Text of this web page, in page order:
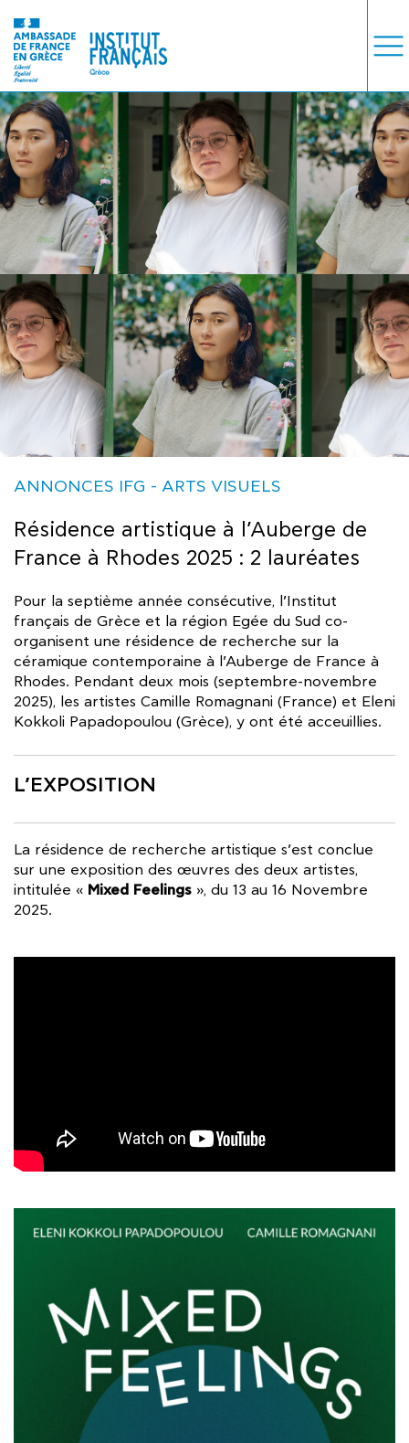
COURS
EXAMENS
ETUDES
SYNERGIES
LA MÉDIATHÈQUE
ANNONCES IFG ARTS VISUELS
Résidence artistique à l’Auberge de
France à Rhodes 2025 : 2 lauréates
Pour la septième année consécutive, l’Institut
français de Grèce et la région Egée du Sud co-
organisent une résidence de recherche sur la
céramique contemporaine à l’Auberge de France à
Rhodes. Pendant deux mois (septembre-novembre
2025), les artistes Camille Romagnani (France) et Eleni
Kokkoli Papadopoulou (Grèce), y ont été acceuillies.
L’EXPOSITION
La résidence de recherche artistique s’est conclue
sur une exposition des œuvres des deux artistes,
intitulée « Mixed Feelings », du 13 au 16 Novembre
2025.